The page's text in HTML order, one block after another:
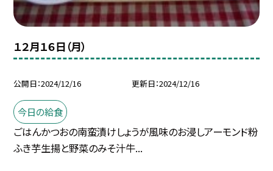
１２月１６日（月）
公開日 2024/12/16 更新日 2024/12/16
今日の給食
ごはんかつおの南蛮漬けしょうが風味のお浸しアーモンド粉
ふき芋生揚と野菜のみそ汁牛...